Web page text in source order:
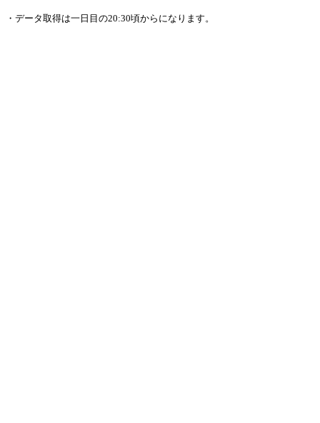
・データ取得は一日目の20:30頃からになります。